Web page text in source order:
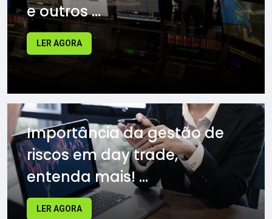
e outros ...
LER AGORA
Importância da gestão de
riscos em day trade,
entenda mais! ...
LER AGORA